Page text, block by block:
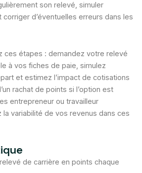
son relevé, simuler
d’éventuelles erreurs dans les
ces étapes : demandez votre relevé
à vos fiches de paie, simulez
et estimez l’impact de cotisations
rachat de points si l’option est
entrepreneur ou travailleur
variabilité de vos revenus dans ces
de carrière en points chaque